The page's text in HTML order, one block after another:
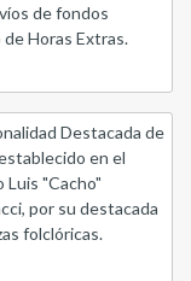
de fondos
Horas Extras.
Destacada de
en el
Luis "Cacho"
por su destacada
folclóricas.